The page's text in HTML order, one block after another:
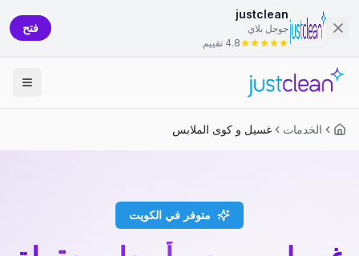
justclean
جوجل بلاي
4.8 تقييم
فتح
الخدمات غسيل و كوى الملابس
متوفر في الكويت